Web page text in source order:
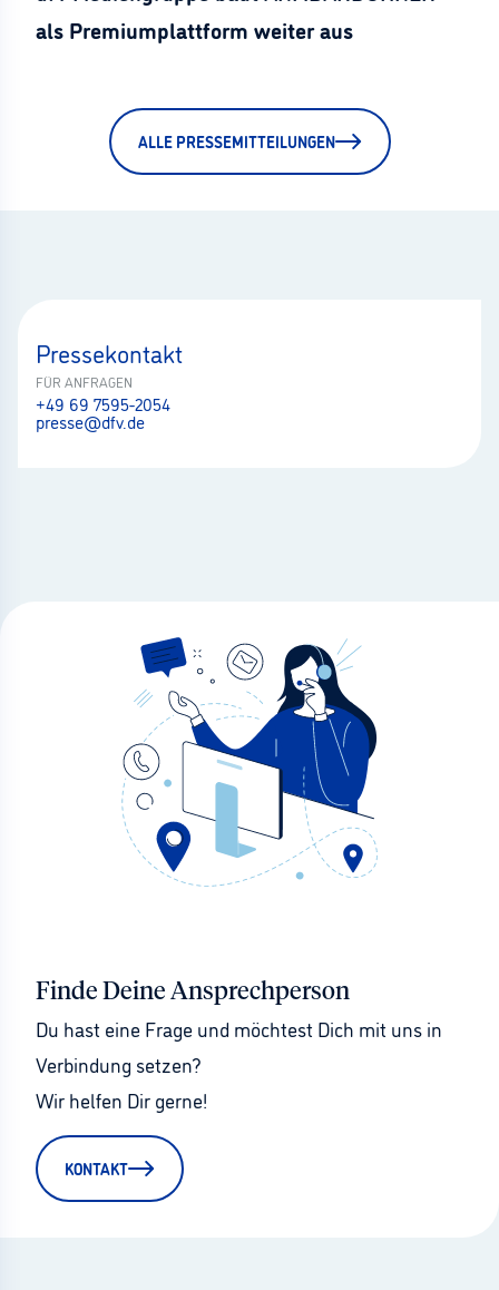
als Premiumplattform weiter aus
ALLE PRESSEMITTEILUNGEN
Pressekontakt
FÜR ANFRAGEN
+49 69 7595-2054
presse@dfv.de
Finde Deine Ansprechperson
Du hast eine Frage und möchtest Dich mit uns in
Verbindung setzen?
Wir helfen Dir gerne!
KONTAKT